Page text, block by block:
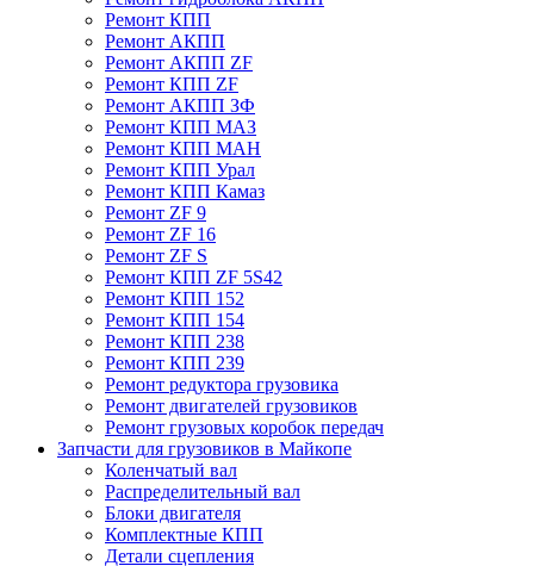
Ремонт КПП
Ремонт АКПП
Ремонт АКПП ZF
Ремонт КПП ZF
Ремонт АКПП ЗФ
Ремонт КПП МАЗ
Ремонт КПП МАН
Ремонт КПП Урал
Ремонт КПП Камаз
Ремонт ZF 9
Ремонт ZF 16
Ремонт ZF S
Ремонт КПП ZF 5S42
Ремонт КПП 152
Ремонт КПП 154
Ремонт КПП 238
Ремонт КПП 239
Ремонт редуктора грузовика
Ремонт двигателей грузовиков
Ремонт грузовых коробок передач
Запчасти для грузовиков в Майкопе
Коленчатый вал
Распределительный вал
Блоки двигателя
Комплектные КПП
Детали сцепления